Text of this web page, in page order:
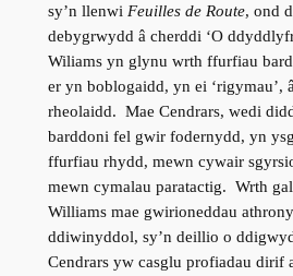
sy’n llenwi Feuilles de Route, ond
debygrwydd â cherddi ‘O
Wiliams yn glynu wrth ffurfiau
er yn boblogaidd, yn ei ‘rigymau’,
rheolaidd. Mae Cendrars, wedi
barddoni fel gwir fodernydd, yn
ffurfiau rhydd, mewn cywair
mewn cymalau paratactig. Wrth
Williams mae gwirioneddau
ddiwinyddol, sy’n deillio o
Cendrars yw casglu profiadau dirif